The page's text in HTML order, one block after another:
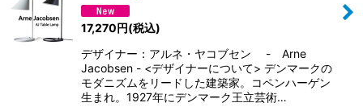
17,270円(税込)
デザイナー：アルネ・ヤコブセン - Arne
Jacobsen - <デザイナーについて> デンマークの
モダニズムをリードした建築家。コペンハーゲン
生まれ。1927年にデンマーク王立芸術…